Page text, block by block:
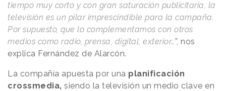
tiempo muy corto y con gran saturación publicitaria, la
televisión es un pilar imprescindible para la campaña.
Por supuesto, que lo complementamos con otros
medios como radio, prensa, digital, exterior…”, nos
explica Fernández de Alarcón.
La compañía apuesta por una planificación
crossmedia, siendo la televisión un medio clave en